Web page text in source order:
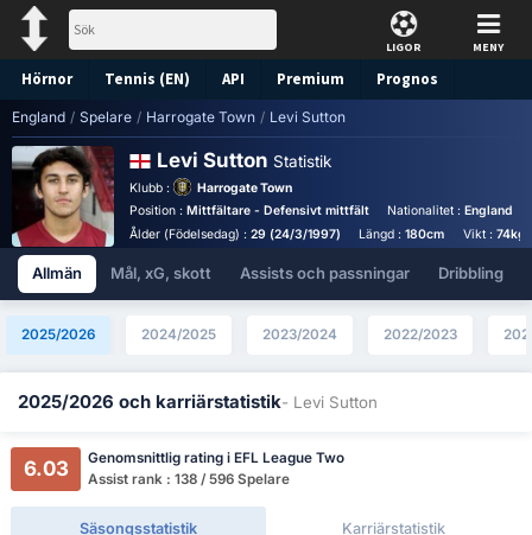
LIGOR MENY
Hörnor Tennis (EN) API Premium Prognos
England / Spelare / Harrogate Town / Levi Sutton
Levi Sutton Statistik
Klubb :
Harrogate Town
Position : Mittfältare - Defensivt mittfält Nationalitet :England
Ålder (Födelsedag) : 29 (24/3/1997) Längd :180cm Vikt : 74kg
Allmän Mål, xG, skott Assists och passningar Dribbling
2025/2026 2024/2025 2023/2024 2022/2023
2025/2026 och karriärstatistik- Levi Sutton
6.03
Genomsnittlig rating i EFL League Two
Assist rank : 138 / 596 Spelare
Säsongsstatistik Karriärstatistik